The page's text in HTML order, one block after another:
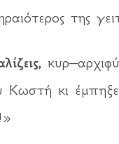
της
Κωστή κι